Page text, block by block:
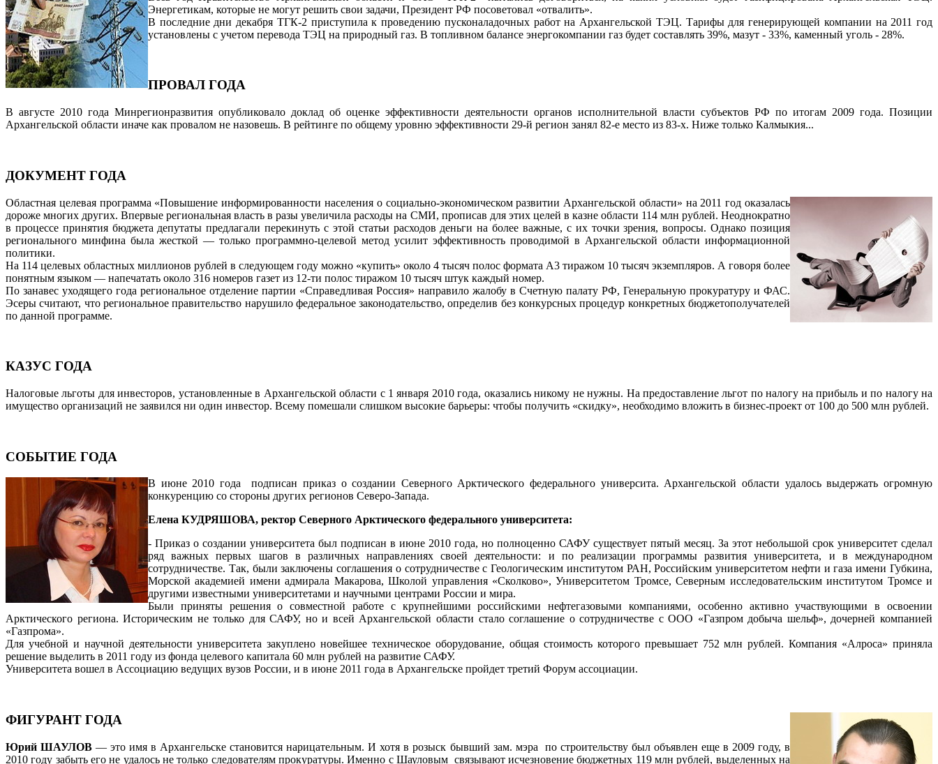
Энергетикам, которые не могут решить свои задачи, Президент РФ посоветовал «отвалить».
В последние дни декабря ТГК-2 приступила к проведению пусконаладочных работ на Архангельской ТЭЦ. Тарифы для генерирующей компании на 2011 год
установлены с учетом перевода ТЭЦ на природный газ. В топливном балансе энергокомпании газ будет составлять 39%, мазут - 33%, каменный уголь - 28%.
ПРОВАЛ ГОДА
В августе 2010 года Минрегионразвития опубликовало доклад об оценке эффективности деятельности органов исполнительной власти субъектов РФ по итогам 2009 года. Позиции
Архангельской области иначе как провалом не назовешь. В рейтинге по общему уровню эффективности 29-й регион занял 82-е место из 83-х. Ниже только Калмыкия...
ДОКУМЕНТ ГОДА
Областная целевая программа «Повышение информированности населения о социально-экономическом развитии Архангельской области» на 2011 год оказалась
дороже многих других. Впервые региональная власть в разы увеличила расходы на СМИ, прописав для этих целей в казне области 114 млн рублей. Неоднократно
в процессе принятия бюджета депутаты предлагали перекинуть с этой статьи расходов деньги на более важные, с их точки зрения, вопросы. Однако позиция
регионального минфина была жесткой — только программно-целевой метод усилит эффективность проводимой в Архангельской области информационной
политики.
На 114 целевых областных миллионов рублей в следующем году можно «купить» около 4 тысяч полос формата А3 тиражом 10 тысяч экземпляров. А говоря более
понятным языком — напечатать около 316 номеров газет из 12-ти полос тиражом 10 тысяч штук каждый номер.
По занавес уходящего года региональное отделение партии «Справедливая Россия» направило жалобу в Счетную палату РФ, Генеральную прокуратуру и ФАС.
Эсеры считают, что региональное правительство нарушило федеральное законодательство, определив без конкурсных процедур конкретных бюджетополучателей
по данной программе.
КАЗУС ГОДА
Налоговые льготы для инвесторов, установленные в Архангельской области с 1 января 2010 года, оказались никому не нужны. На предоставление льгот по налогу на прибыль и по налогу на
имущество организаций не заявился ни один инвестор. Всему помешали слишком высокие барьеры: чтобы получить «скидку», необходимо вложить в бизнес-проект от 100 до 500 млн рублей.
СОБЫТИЕ ГОДА
В июне 2010 года подписан приказ о создании Северного Арктического федерального университа. Архангельской области удалось выдержать огромную
конкуренцию со стороны других регионов Северо-Запада.
Елена КУДРЯШОВА, ректор Северного Арктического федерального университета:
- Приказ о создании университета был подписан в июне 2010 года, но полноценно САФУ существует пятый месяц. За этот небольшой срок университет сделал
ряд важных первых шагов в различных направлениях своей деятельности: и по реализации программы развития университета, и в международном
сотрудничестве. Так, были заключены соглашения о сотрудничестве с Геологическим институтом РАН, Российским университетом нефти и газа имени Губкина,
Морской академией имени адмирала Макарова, Школой управления «Сколково», Университетом Тромсе, Северным исследовательским институтом Тромсе и
другими известными университетами и научными центрами России и мира.
Были приняты решения о совместной работе с крупнейшими российскими нефтегазовыми компаниями, особенно активно участвующими в освоении
Арктического региона. Историческим не только для САФУ, но и всей Архангельской области стало соглашение о сотрудничестве с ООО «Газпром добыча шельф», дочерней компанией
«Газпрома».
Для учебной и научной деятельности университета закуплено новейшее техническое оборудование, общая стоимость которого превышает 752 млн рублей. Компания «Алроса» приняла
решение выделить в 2011 году из фонда целевого капитала 60 млн рублей на развитие САФУ.
Университета вошел в Ассоциацию ведущих вузов России, и в июне 2011 года в Архангельске пройдет третий Форум ассоциации.
ФИГУРАНТ ГОДА
Юрий ШАУЛОВ — это имя в Архангельске становится нарицательным. И хотя в розыск бывший зам. мэра по строительству был объявлен еще в 2009 году, в
2010 году забыть его не удалось не только следователям прокуратуры. Именно с Шауловым связывают исчезновение бюджетных 119 млн рублей, выделенных на